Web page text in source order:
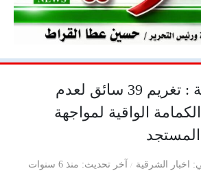
محافظ الشرقية : تغريم 39 سائق لعدم
الكمامة الواقية لمواجهة
اخبار الشرقية آخر تحديث منذ 6 سنوات